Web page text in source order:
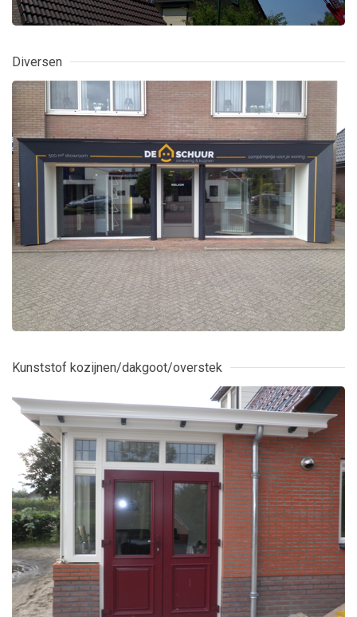
Diversen
Kunststof kozijnen/dakgoot/overstek